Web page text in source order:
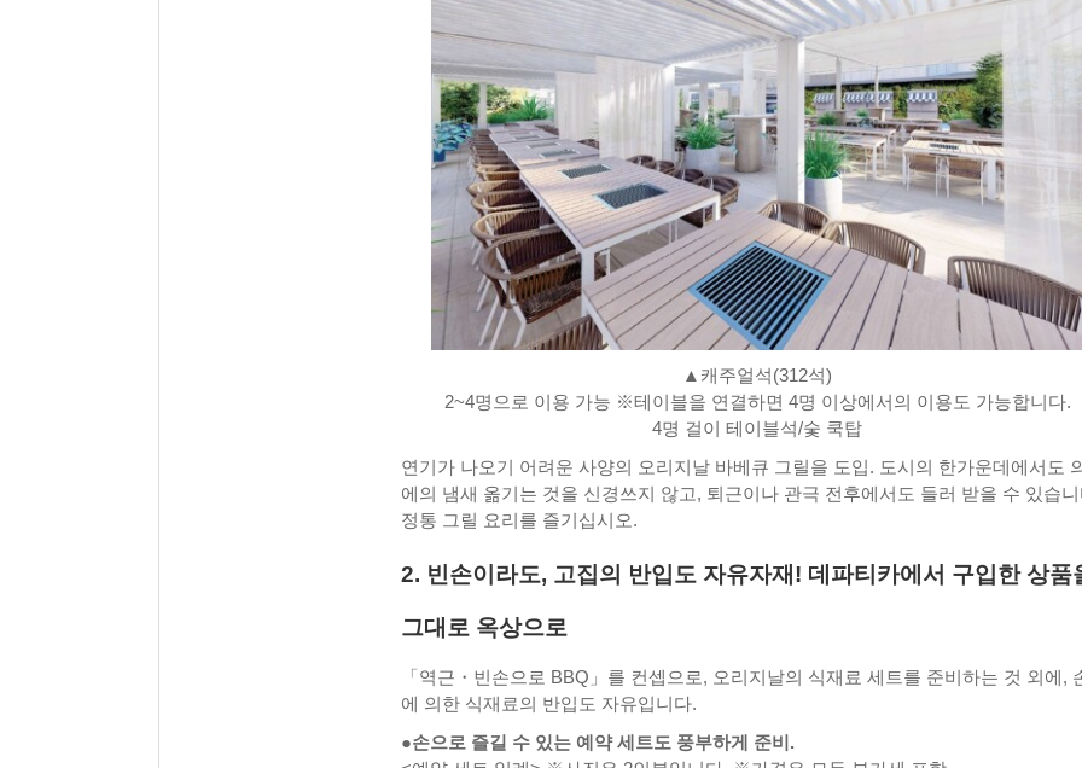
▲캐주얼석(312석)
2~4명으로 이용 가능 ※테이블을 연결하면 4명 이상에서의 이용도 가능합니다.
4명 걸이 테이블석/숯 쿡탑
연기가 나오기 어려운 사양의 오리지날 바베큐 그릴을 도입. 도시의 한가운데에서도
에의 냄새 옮기는 것을 신경쓰지 않고, 퇴근이나 관극 전후에서도 들러 받을 수 있습
정통 그릴 요리를 즐기십시오.
2. 빈손이라도, 고집의 반입도 자유자재! 데파티카에서 구입한 상품
그대로 옥상으로
「역근・빈손으로 BBQ」를 컨셉으로, 오리지날의 식재료 세트를 준비하는 것 외에,
에 의한 식재료의 반입도 자유입니다.
●손으로 즐길 수 있는 예약 세트도 풍부하게 준비.